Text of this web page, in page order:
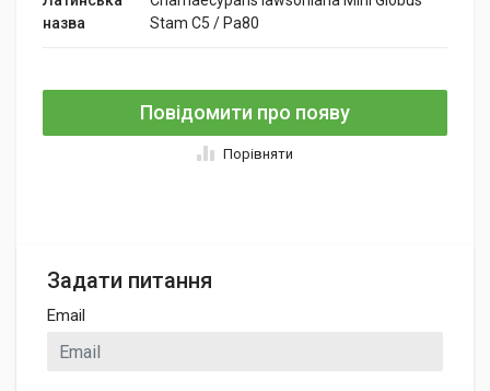
назва
Stam C5 / Pa80
Повідомити про появу
Порівняти
Задати питання
Email